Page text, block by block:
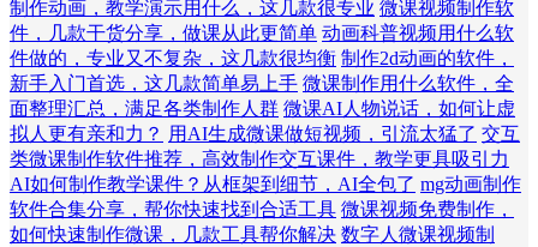
制作动画，教学演示用什么，这几款很专业 微课视频制作软
件，几款干货分享，做课从此更简单 动画科普视频用什么软
件做的，专业又不复杂，这几款很均衡 制作2d动画的软件，
新手入门首选，这几款简单易上手 微课制作用什么软件，全
面整理汇总，满足各类制作人群 微课AI人物说话，如何让虚
拟人更有亲和力？ 用AI生成微课做短视频，引流太猛了 交互
类微课制作软件推荐，高效制作交互课件，教学更具吸引力
AI如何制作教学课件？从框架到细节，AI全包了 mg动画制作
软件合集分享，帮你快速找到合适工具 微课视频免费制作，
如何快速制作微课，几款工具帮你解决 数字人微课视频制